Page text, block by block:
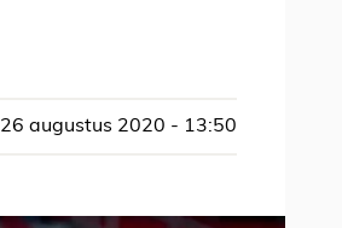
26 augustus 2020 - 13:50